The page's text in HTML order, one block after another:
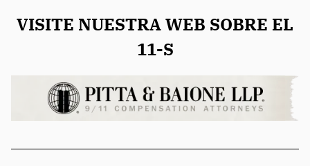
VISITE NUESTRA WEB SOBRE EL
11-S